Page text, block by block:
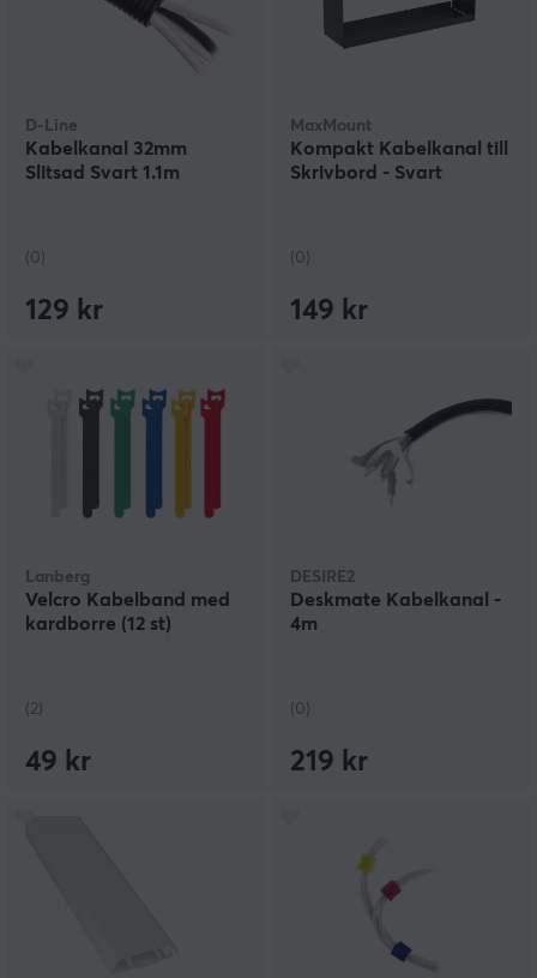
D-Line
Kabelkanal 32mm
Slitsad Svart 1.1m
(0)
129 kr
MaxMount
Kompakt Kabelkanal till
Skrivbord - Svart
(0)
149 kr
Lanberg
Velcro Kabelband med
kardborre (12 st)
(2)
49 kr
DESIRE2
Deskmate Kabelkanal -
4m
(0)
219 kr